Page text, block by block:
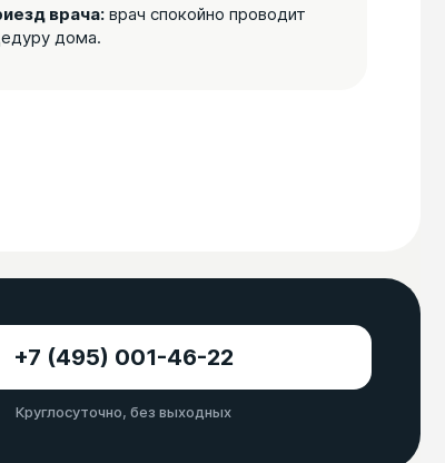
врача: врач спокойно проводит
дома.
+7 (495) 001-46-22
Круглосуточно, без выходных